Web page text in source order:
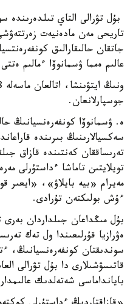
بۇل تۋرالى التاي تىلدەرىندە
تاريحى مەن مادەنيەت
جاتقان حالىقارالىق
عالىم ەمما ۋسمانوۆا ءمالىم
جوسپارلانعان.
ە. ۋسمانوۆا كونفەرەنسيانىڭ
سەكسيالارىنىڭ بىرىندە
تويلايتىن تاماشا ءداستۇرلى
مەيرام «بيە بايلاۋ»، «ايعىر
ءۇش بولىكتەن تۇرادى.
بۇل مىڭداعان جىلداردان بەرى
ەۋرازيا قۇرلىعىندا ول تەك
سوندىقتان كونفەرەنسيانىڭ،
قاتىسۋشىلارى دا بۇل تۋرالى
بايانداماسى شەتەلدىك